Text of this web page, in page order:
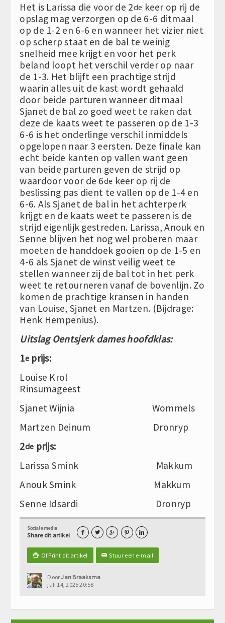
Het is Larissa die voor de 2de keer op rij de
opslag mag verzorgen op de 6-6 ditmaal
op de 1-2 en 6-6 en wanneer het vizier niet
op scherp staat en de bal te weinig
snelheid mee krijgt en voor het perk
beland loopt het verschil verder op naar
de 1-3. Het blijft een prachtige strijd
waarin alles uit de kast wordt gehaald
door beide parturen wanneer ditmaal
Sjanet de bal zo goed weet te raken dat
deze de kaats weet te passeren op de 1-3
6-6 is het onderlinge verschil inmiddels
opgelopen naar 3 eersten. Deze finale kan
echt beide kanten op vallen want geen
van beide parturen geven de strijd op
waardoor voor de 6de keer op rij de
beslissing pas dient te vallen op de 1-4 en
6-6. Als Sjanet de bal in het achterperk
krijgt en de kaats weet te passeren is de
strijd eigenlijk gestreden. Larissa, Anouk en
Senne blijven het nog wel proberen maar
moeten de handdoek gooien op de 1-5 en
4-6 als Sjanet de winst veilig weet te
stellen wanneer zij de bal tot in het perk
weet te retourneren vanaf de bovenlijn. Zo
komen de prachtige kransen in handen
van Louise, Sjanet en Martzen. (Bijdrage:
Henk Hempenius).
Uitslag Oentsjerk dames hoofdklas:
1e prijs:
Louise Krol
Rinsumageest
Sjanet Wijnia Wommels
Martzen Deinum Dronryp
2de prijs:
Larissa Smink Makkum
Anouk Smink Makkum
Senne Idsardi Dronryp
Sociale media
Share dit artikel     
 Of Print dit artikel ✉Stuur een e-mail
DoorJan Braaksma
juli 14, 2025 20:58